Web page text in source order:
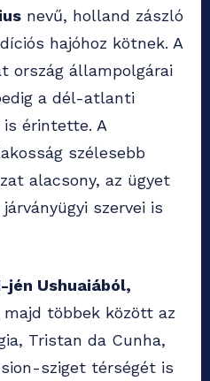
nevű, holland zászló
hajóhoz kötnek. A
ország állampolgárai
a dél-atlanti
érintette. A
szélesebb
alacsony, az ügyet
szervei is
jén Ushuaiából,
majd többek között az
Tristan da Cunha,
sziget térségét is